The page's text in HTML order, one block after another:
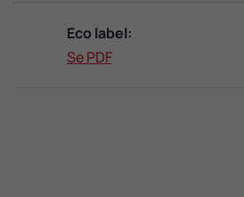
Eco label:
Se PDF